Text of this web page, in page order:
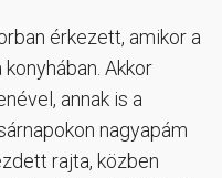
érkezett, amikor a
Akkor
annak is a
nagyapám
rajta, közben